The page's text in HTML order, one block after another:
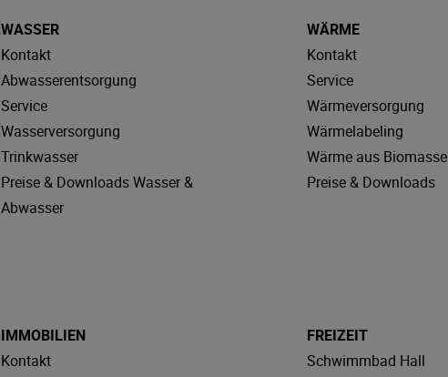
WASSER
Kontakt
Abwasserentsorgung
Service
Wasserversorgung
Trinkwasser
Preise & Downloads Wasser &
Abwasser
WÄRME
Kontakt
Service
Wärmeversorgung
Wärmelabeling
Wärme aus Biomasse
Preise & Downloads
IMMOBILIEN
Kontakt
FREIZEIT
Schwimmbad Hall